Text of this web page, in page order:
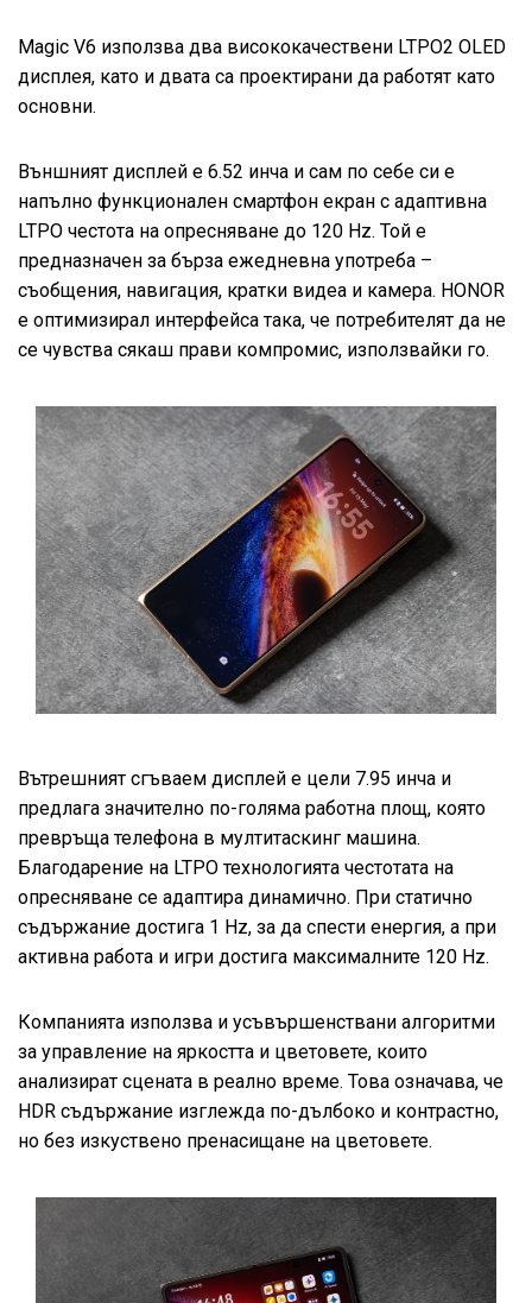
Magic V6 използва два висококачествени LTPO2 OLED
дисплея, като и двата са проектирани да работят като
основни.
Външният дисплей е 6.52 инча и сам по себе си е
напълно функционален смартфон екран с адаптивна
LTPO честота на опресняване до 120 Hz. Той е
предназначен за бърза ежедневна употреба –
съобщения, навигация, кратки видеа и камера. HONOR
е оптимизирал интерфейса така, че потребителят да не
се чувства сякаш прави компромис, използвайки го.
Вътрешният сгъваем дисплей е цели 7.95 инча и
предлага значително по-голяма работна площ, която
превръща телефона в мултитаскинг машина.
Благодарение на LTPO технологията честотата на
опресняване се адаптира динамично. При статично
съдържание достига 1 Hz, за да спести енергия, а при
активна работа и игри достига максималните 120 Hz.
Компанията използва и усъвършенствани алгоритми
за управление на яркостта и цветовете, които
анализират сцената в реално време. Това означава, че
HDR съдържание изглежда по-дълбоко и контрастно,
но без изкуствено пренасищане на цветовете.